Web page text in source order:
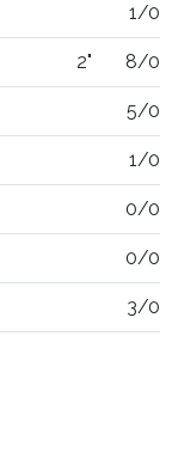
1/0
2" 8/0
5/0
1/0
0/0
0/0
3/0